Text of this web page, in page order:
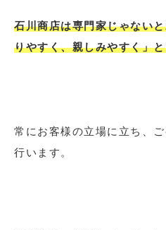
石川商店は専門家じゃない
りやすく、親しみやすく」
常にお客様の立場に立ち、
行います。